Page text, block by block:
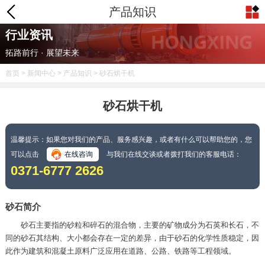
产品知识
行业资讯
拓路前行 · 展望未来
首页 > 新闻中心> 产品知识 > 砂石烘干机
砂石烘干机
温馨提示：如果您对我们的产品、服务感兴趣，或者有什么可以帮助您的，您
可以点击
在线咨询 与我们在线交谈或者拨打我们的客服电话：
0371-6777 2626
砂石简介
砂石主要指的砂粒和碎石的混合物，主要的矿物成分为石英和长石，不
同的砂石其结构、大小都会存在一定的差异，由于砂石的化学性质稳定，因
此作为建筑和混凝土原料广泛应用在道路、公路、铁路等工程领域。